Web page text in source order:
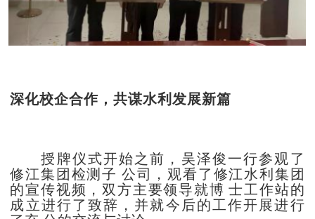
深化校企合作，共谋水利发展新篇
授牌仪式开始之前，吴泽俊一行参观了
修江集团检测子 公司，观看了修江水利集团
的宣传视频，双方主要领导就博 士工作站的
成立进行了致辞，并就今后的工作开展进行